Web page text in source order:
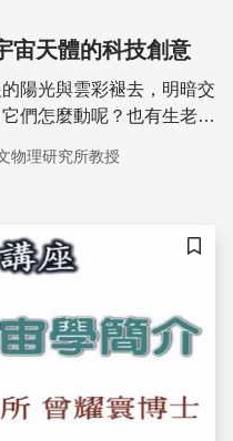
宙天體的科技創意
陽光與雲彩褪去，明暗交
們怎麼動呢？也有生老病
物理研究所教授
儲存